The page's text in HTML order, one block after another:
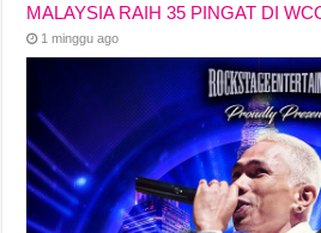
MALAYSIA RAIH 35 PINGAT DI
1 minggu ago